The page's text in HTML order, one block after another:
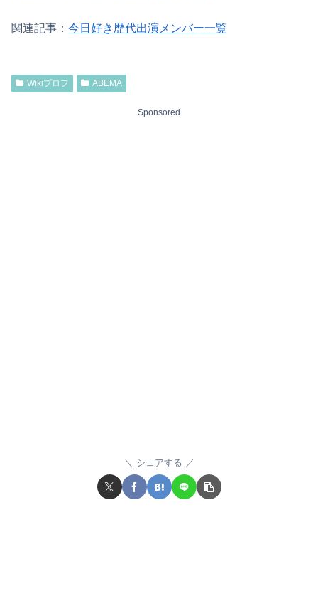
関連記事： 今日好き歴代出演メンバー一覧
Wikiプロフ ABEMA
Sponsored
シェアする